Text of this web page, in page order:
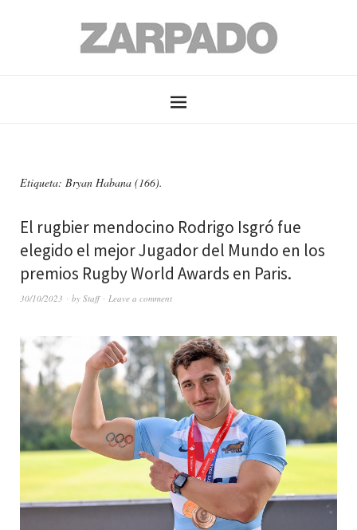
Etiqueta: Bryan Habana (166).
El rugbier mendocino Rodrigo Isgró fue
elegido el mejor Jugador del Mundo en los
premios Rugby World Awards en Paris.
30/10/2023 by Staff Leave a comment